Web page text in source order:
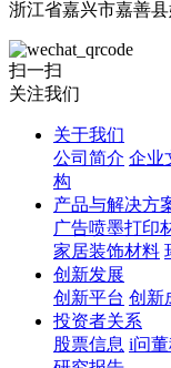
浙江省嘉兴市嘉善
扫一扫
关注我们
关于我们
公司简介 企业
构
产品与解决方
广告喷墨打印
家居装饰材料
创新发展
创新平台 创新
投资者关系
股票信息 i问